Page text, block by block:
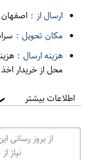
ارسال از : اصفهان
مکان تحویل :
هزینه ارسال :
محل از خریدار
اطلاعات بیشتر
از بروز
نیاز